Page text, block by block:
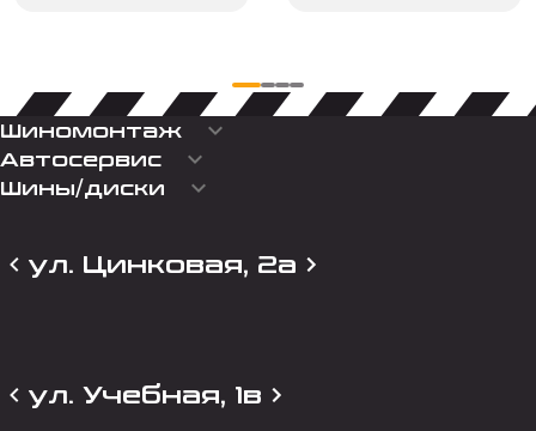
Шиномонтаж keyboard_arrow_down
Автосервис keyboard_arrow_down
Шины/диски keyboard_arrow_down
ул. Цинковая, 2а
ул. Учебная, 1в